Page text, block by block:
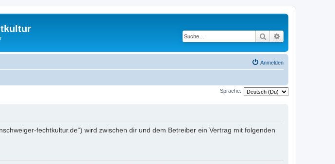
Suche
Anmelden
Sprache:
fechtkultur.de“) wird zwischen dir und dem Betreiber ein Vertrag mit folgenden